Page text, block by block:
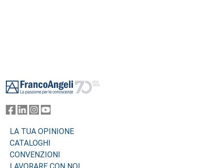
LA TUA OPINIONE
CATALOGHI
CONVENZIONI